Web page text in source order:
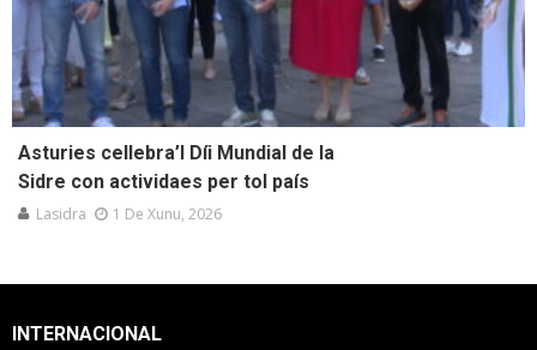
Asturies cellebra’l Díi Mundial de la
Sidre con actividaes per tol país
Lasidra 1 De Xunu, 2026
INTERNACIONAL